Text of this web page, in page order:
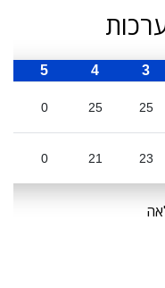
3
4
5
25
25
0
23
21
0